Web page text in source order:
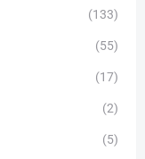
(133)
(55)
(17)
(2)
(5)